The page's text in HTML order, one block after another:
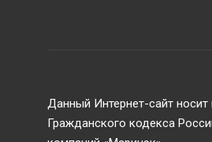
Данный Интернет-сайт
Гражданского кодекса